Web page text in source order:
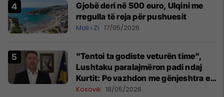
Gjobë deri në 500 euro, Ulqini me
rregulla të reja për pushuesit
Mali i Zi 17/05/2026
"Tentoi ta godiste veturën time",
Lushtaku paralajmëron padi ndaj
Kurtit: Po vazhdon me gënjeshtra e
shpifje
Kosovë 18/05/2026